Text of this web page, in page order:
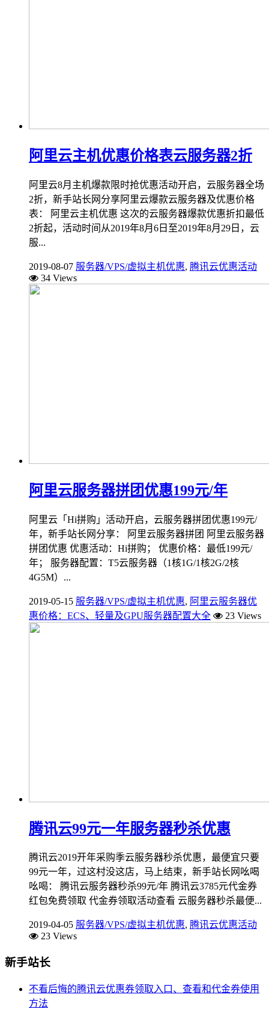
阿里云主机优惠价格表云服务器2折
阿里云8月主机爆款限时抢优惠活动开启，云服务器全场
2折，新手站长网分享阿里云爆款云服务器及优惠价格
表： 阿里云主机优惠 这次的云服务器爆款优惠折扣最低
2折起，活动时间从2019年8月6日至2019年8月29日，云
服...
2019-08-07 服务器/VPS/虚拟主机优惠, 腾讯云优惠活动
34 Views
阿里云服务器拼团优惠199元/年
阿里云「Hi拼购」活动开启，云服务器拼团优惠199元/
年，新手站长网分享： 阿里云服务器拼团 阿里云服务器
拼团优惠 优惠活动：Hi拼购； 优惠价格：最低199元/
年； 服务器配置：T5云服务器（1核1G/1核2G/2核
4G5M）...
2019-05-15 服务器/VPS/虚拟主机优惠, 阿里云服务器优
惠价格：ECS、轻量及GPU服务器配置大全
23 Views
腾讯云99元一年服务器秒杀优惠
腾讯云2019开年采购季云服务器秒杀优惠，最便宜只要
99元一年，过这村没这店，马上结束，新手站长网吆喝
吆喝： 腾讯云服务器秒杀99元/年 腾讯云3785元代金券
红包免费领取 代金券领取活动查看 云服务器秒杀最便...
2019-04-05 服务器/VPS/虚拟主机优惠, 腾讯云优惠活动
23 Views
新手站长
不看后悔的腾讯云优惠券领取入口、查看和代金券使用
方法